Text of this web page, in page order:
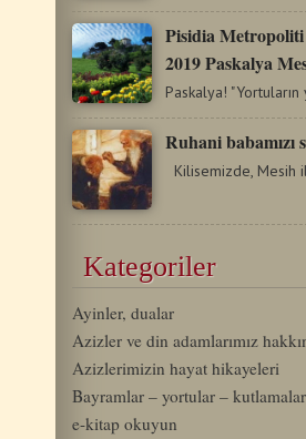
Pisidia Metropoliti
2019 Paskalya
Ruhani babamızı
Kategoriler
Ayinler, dualar
Azizler ve din adamlarımız
Azizlerimizin hayat hikayeleri
Bayramlar – yortular – kutlamalar
e-kitap okuyun